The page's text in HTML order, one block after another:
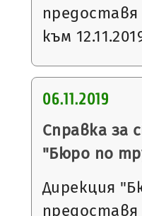
към
06.11.2019
Справка за
"Бюро по
Дирекция